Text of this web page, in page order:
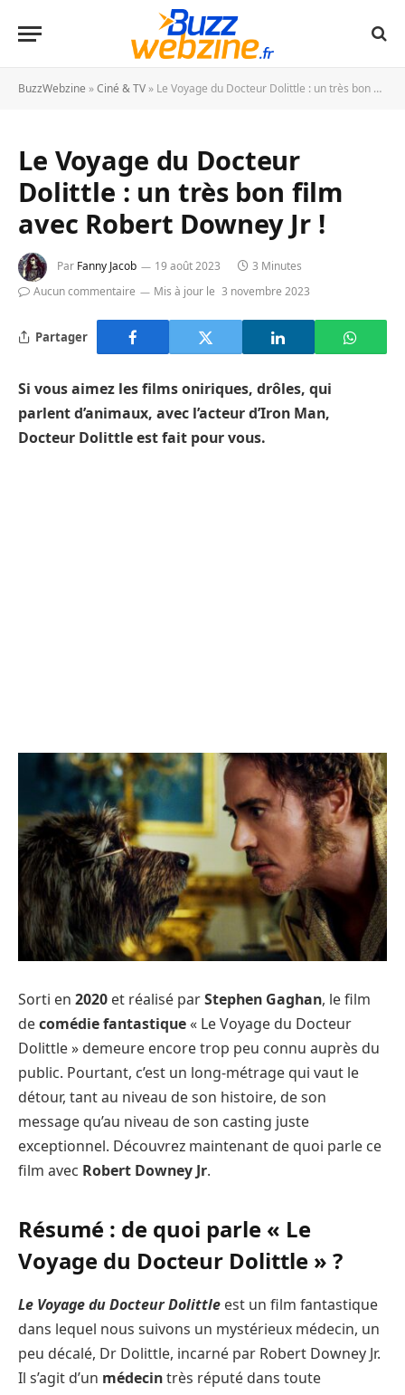
BuzzWebzine »Ciné & TV » Le Voyage du Docteur Dolittle : un très bon film avec Robert Downey Jr !
Le Voyage du Docteur
Dolittle : un très bon film
avec Robert Downey Jr !
Par Fanny Jacob 19 août 2023
3 Minutes
Aucun commentaire
Mis à jour le 3 novembre 2023
Partager
Si vous aimez les films oniriques, drôles, qui
parlent d’animaux, avec l’acteur d’Iron Man,
Docteur Dolittle est fait pour vous.
Sorti en 2020 et réalisé parStephen Gaghan, le film
decomédie fantastique« Le Voyage du Docteur
Dolittle » demeure encore trop peu connu auprès du
public. Pourtant, c’est un long-métrage qui vaut le
détour, tant au niveau de son histoire, de son
message qu’au niveau de son casting juste
exceptionnel. Découvrez maintenant de quoi parle ce
film avec Robert Downey Jr.
Résumé : de quoi parle « Le
Voyage du Docteur Dolittle » ?
Le Voyage du Docteur Dolittle est un film fantastique
dans lequel nous suivons un mystérieux médecin, un
peu décalé, Dr Dolittle, incarné par Robert Downey Jr.
Il s’agit d’un médecintrès réputé dans toute